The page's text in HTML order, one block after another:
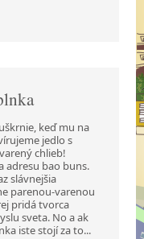
keď mu na
jedlo s
chlieb!
adresu bao buns.
slávnejšia
parenou-varenou
pridá tvorca
sveta. No a ak
iste stojí za to...